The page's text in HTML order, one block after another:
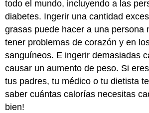
todo el mundo, incluyendo a las
diabetes. Ingerir una cantidad
grasas puede hacer a una persona
tener problemas de corazón y en
sanguíneos. E ingerir demasiadas
causar un aumento de peso. Si
tus padres, tu médico o tu dietista
saber cuántas calorías necesitas
bien!